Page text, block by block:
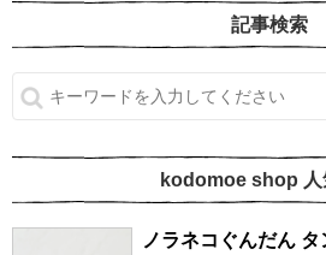
記事検索
kodomoe shop 人